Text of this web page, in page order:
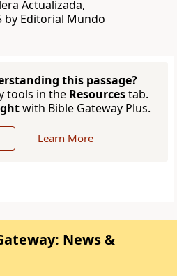
Actualizada,
by Editorial Mundo
this passage?
tools in the Resourcestab.
with Bible Gateway Plus.
Learn More
News &